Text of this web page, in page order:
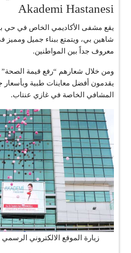
Akademi Hastanesi
يقع مشفى الأكاديمي الخاص في حي
شاهين بي، ويتمتع ببناء جميل ومميز
معروف جداً بين المواطنين.
ومن خلال شعارهم “رفع قيمة الصحة”
يقدمون أفضل معاينات طبية وبأسعار
المشافي الخاصة في غازي عنتاب.
زيارة الموقع الالكتروني